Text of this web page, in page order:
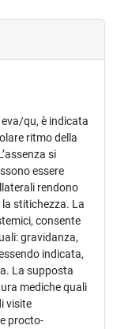
qu, è indicata
ritmo della
si
essere
rendono
stitichezza. La
consente
gravidanza,
indicata,
La supposta
mediche quali
visite
procto-